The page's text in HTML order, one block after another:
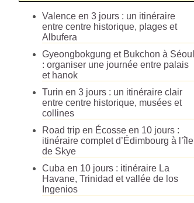
Valence en 3 jours : un itinéraire
entre centre historique, plages et
Albufera
Gyeongbokgung et Bukchon à Séoul
: organiser une journée entre palais
et hanok
Turin en 3 jours : un itinéraire clair
entre centre historique, musées et
collines
Road trip en Écosse en 10 jours :
itinéraire complet d’Édimbourg à l’île
de Skye
Cuba en 10 jours : itinéraire La
Havane, Trinidad et vallée de los
Ingenios